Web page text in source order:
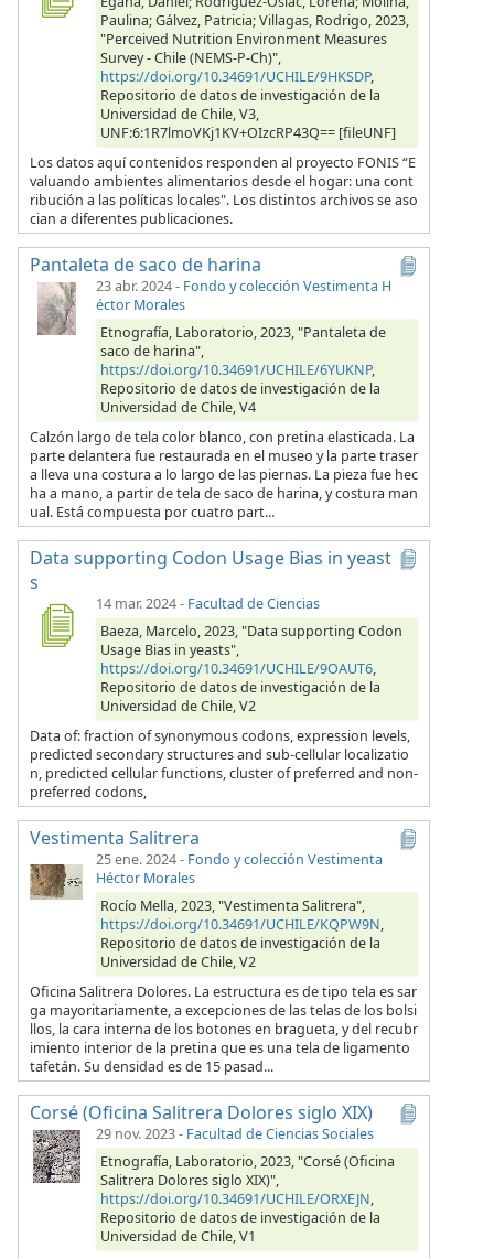
Paulina; Gálvez, Patricia; Villagas, Rodrigo, 2023,
"Perceived Nutrition Environment Measures
Survey - Chile (NEMS-P-Ch)",
https://doi.org/10.34691/UCHILE/9HKSDP,
Repositorio de datos de investigación de la
Universidad de Chile, V3,
UNF:6:1R7lmoVKj1KV+OIzcRP43Q== [fileUNF]
Los datos aquí contenidos responden al proyecto FONIS “E
valuando ambientes alimentarios desde el hogar: una cont
ribución a las políticas locales". Los distintos archivos se aso
cian a diferentes publicaciones.
Pantaleta de saco de harina
23 abr. 2024- Fondo y colección Vestimenta H
éctor Morales
Etnografía, Laboratorio, 2023, "Pantaleta de
saco de harina",
https://doi.org/10.34691/UCHILE/6YUKNP,
Repositorio de datos de investigación de la
Universidad de Chile, V4
Calzón largo de tela color blanco, con pretina elasticada. La
parte delantera fue restaurada en el museo y la parte traser
a lleva una costura a lo largo de las piernas. La pieza fue hec
ha a mano, a partir de tela de saco de harina, y costura man
ual. Está compuesta por cuatro part...
Data supporting Codon Usage Bias in yeast
s
14 mar. 2024- Facultad de Ciencias
Baeza, Marcelo, 2023, "Data supporting Codon
Usage Bias in yeasts",
https://doi.org/10.34691/UCHILE/9OAUT6,
Repositorio de datos de investigación de la
Universidad de Chile, V2
Data of: fraction of synonymous codons, expression levels,
predicted secondary structures and sub-cellular localizatio
n, predicted cellular functions, cluster of preferred and non-
preferred codons,
Vestimenta Salitrera
25 ene. 2024- Fondo y colección Vestimenta
Héctor Morales
Rocío Mella, 2023, "Vestimenta Salitrera",
https://doi.org/10.34691/UCHILE/KQPW9N,
Repositorio de datos de investigación de la
Universidad de Chile, V2
Oficina Salitrera Dolores. La estructura es de tipo tela es sar
ga mayoritariamente, a excepciones de las telas de los bolsi
llos, la cara interna de los botones en bragueta, y del recubr
imiento interior de la pretina que es una tela de ligamento
tafetán. Su densidad es de 15 pasad...
Corsé (Oficina Salitrera Dolores siglo XIX)
29 nov. 2023- Facultad de Ciencias Sociales
Etnografía, Laboratorio, 2023, "Corsé (Oficina
Salitrera Dolores siglo XIX)",
https://doi.org/10.34691/UCHILE/ORXEJN,
Repositorio de datos de investigación de la
Universidad de Chile, V1